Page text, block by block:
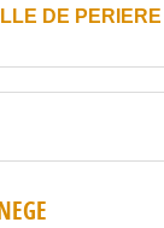
DE PERIERE